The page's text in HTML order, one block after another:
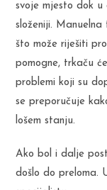
svoje mjesto dok u
složeniji.
što može riješiti
pomogne, trkaču
problemi koji su
se preporučuje
lošem stanju.
Ako bol i dalje
došlo do preloma.